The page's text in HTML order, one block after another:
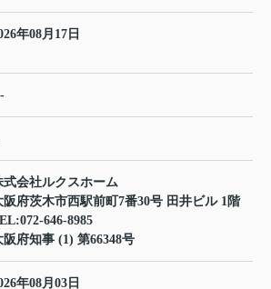
年08月17日
式会社ルクスホーム
阪府茨木市西駅前町7番30号 田井ビル 1階
072-646-8985
阪府知事 (1) 第66348号
年08月03日